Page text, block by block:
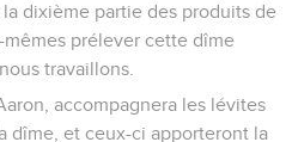
dixième partie des produits de
prélever cette dîme
travaillons.
accompagnera les lévites
dîme, et ceux-ci apporteront la